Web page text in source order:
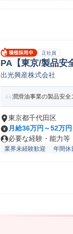
正社員
PA【東京/製品安
化学品質保証
出光興産株式会社
潤滑油事業の製品安
東京都千代田区
月給36万円～52万円
必要な経験・能力等
業界未経験歓迎 年間休